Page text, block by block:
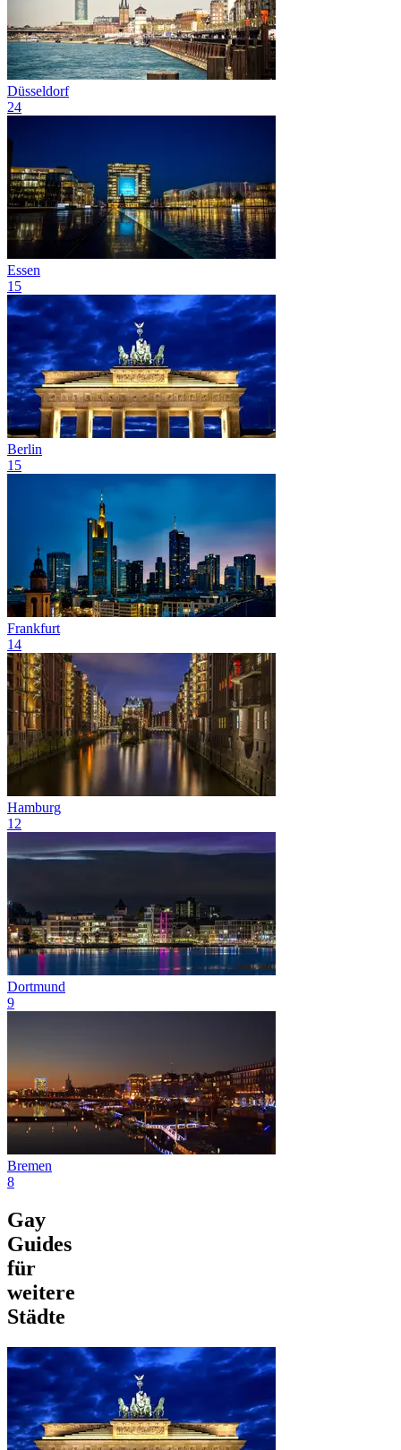
Düsseldorf
24
Essen
15
Berlin
15
Frankfurt
14
Hamburg
12
Dortmund
9
Bremen
8
Gay
Guides
für
weitere
Städte